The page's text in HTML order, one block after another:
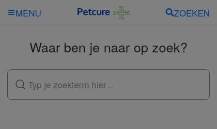
MENU ZOEKEN
Waar ben je naar op zoek?